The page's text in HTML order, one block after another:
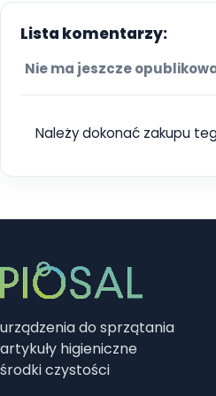
Lista komentarzy:
Nie ma jeszcze
Należy dokonać zakupu
urządzenia do sprzątania
artykuły higieniczne
środki czystości